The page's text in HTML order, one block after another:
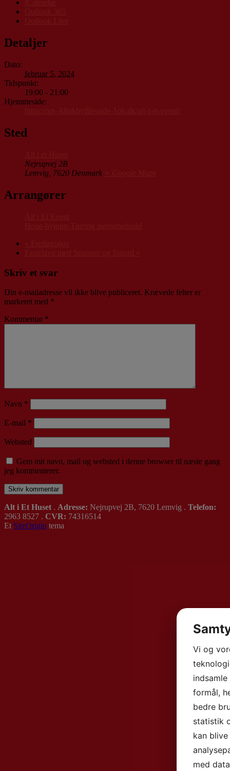
Detaljer
Dato:
februar 5, 2024
Tidspunkt:
19:00 - 21:00
Hjemmeside:
Sted
Nejrupvej 2B
Lemvig 7620 Denmark
Arrangører
Skriv et svar
Din e-mailadresse vil ikke blive publiceret. Krævede felter er
markeret med *
Kommentar *
Navn *
E-mail *
Websted
Gem mit navn, mail og websted i denne browser til næste gang
jeg kommenterer.
Alt i Et Huset . Adresse: Nejrupvej 2B, 7620 Lemvig . Telefon:
2963 8527 . CVR: 74316514
Et SiteOrigin tema
Vi og
formål,
bedre
statistik
kan
med